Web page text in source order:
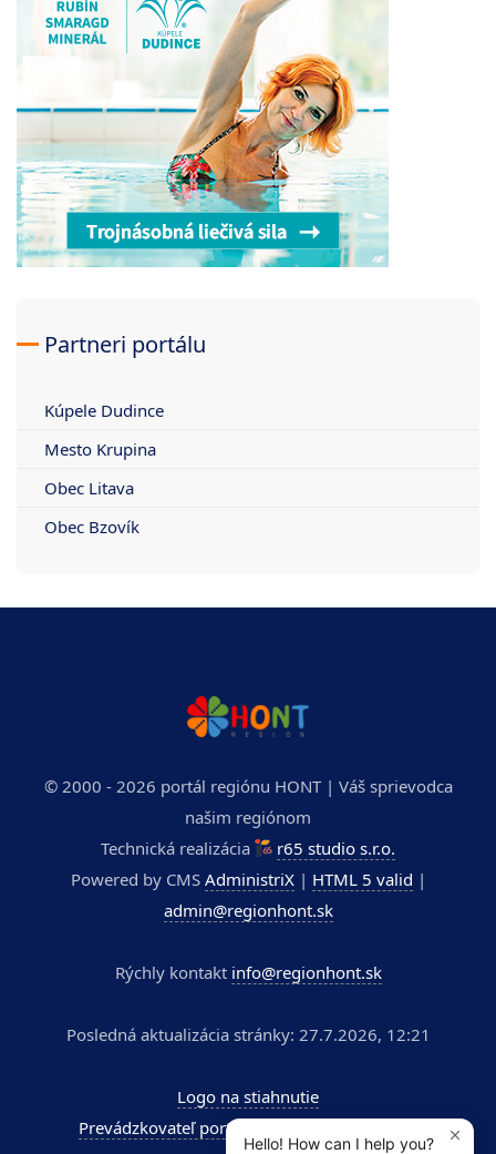
Partneri portálu
Kúpele Dudince
Mesto Krupina
Obec Litava
Obec Bzovík
© 2000 - 2026 portál regiónu HONT | Váš sprievodca
našim regiónom
Technická realizácia
r65 studio s.r.o.
Powered by CMS AdministriX| HTML 5 valid |
admin@regionhont.sk
Rýchly kontakt info@regionhont.sk
Posledná aktualizácia stránky: 27.7.2026, 12:21
Logo na stiahnutie
Prevádzkovateľ portálu - Kúpele Dudince a.s.